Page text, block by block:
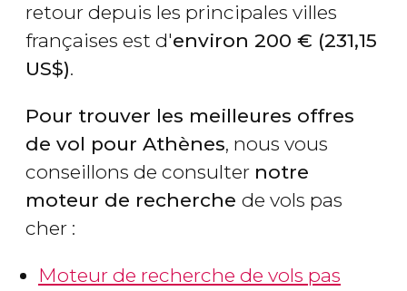
retour depuis les principales villes
françaises est d'environ 200 € (231,15
US$).
Pour trouver les meilleures offres
de vol pour Athènes, nous vous
conseillons de consulter notre
moteur de recherche de vols pas
cher :
Moteur de recherche de vols pas